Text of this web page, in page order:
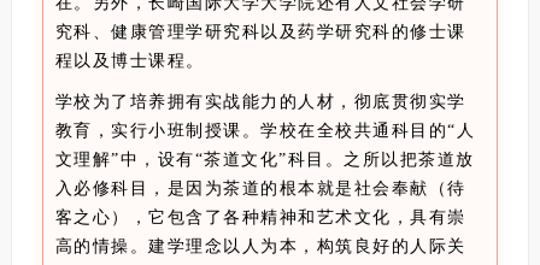
究科、健康管理学研究科以及药学研究科的修士课
程以及博士课程。
学校为了培养拥有实战能力的人材，彻底贯彻实学
教育，实行小班制授课。学校在全校共通科目的“人
文理解”中，设有“茶道文化”科目。之所以把茶道放
入必修科目，是因为茶道的根本就是社会奉献（待
客之心），它包含了各种精神和艺术文化，具有崇
高的情操。建学理念以人为本，构筑良好的人际关